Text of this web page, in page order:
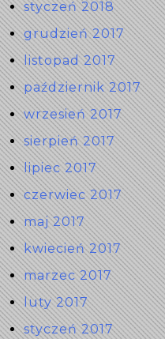
styczeń 2018
grudzień 2017
listopad 2017
październik 2017
wrzesień 2017
sierpień 2017
lipiec 2017
czerwiec 2017
maj 2017
kwiecień 2017
marzec 2017
luty 2017
styczeń 2017